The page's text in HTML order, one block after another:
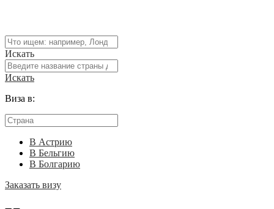
Искать
Искать
Виза в:
В Астрию
В Бельгию
В Болгарию
Заказать визу